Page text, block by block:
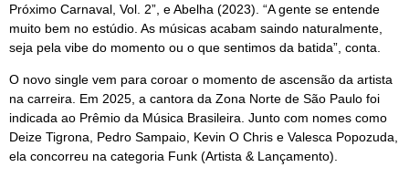
Próximo Carnaval, Vol. 2”, e Abelha (2023). “A gente se entende
muito bem no estúdio. As músicas acabam saindo naturalmente,
seja pela vibe do momento ou o que sentimos da batida”, conta.
O novo single vem para coroar o momento de ascensão da artista
na carreira. Em 2025, a cantora da Zona Norte de São Paulo foi
indicada ao Prêmio da Música Brasileira. Junto com nomes como
Deize Tigrona, Pedro Sampaio, Kevin O Chris e Valesca Popozuda,
ela concorreu na categoria Funk (Artista & Lançamento).